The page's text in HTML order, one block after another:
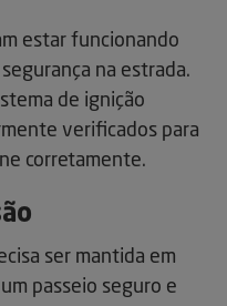
estar funcionando
na estrada.
de ignição
verificados para
corretamente.
ser mantida em
passeio seguro e